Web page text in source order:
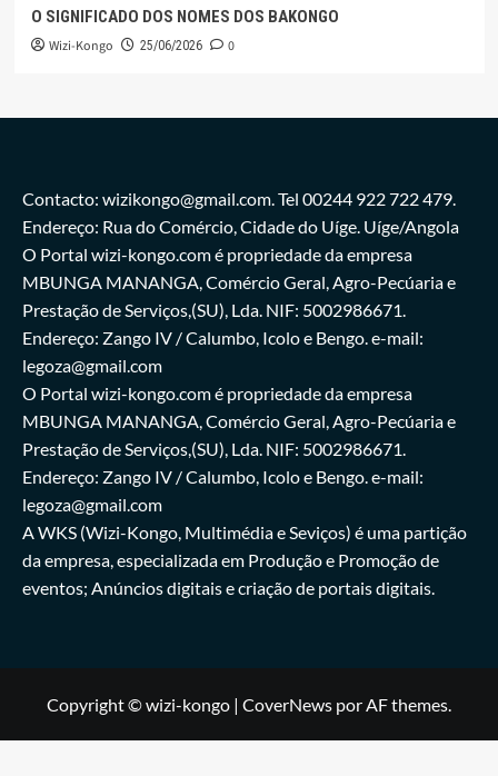
O SIGNIFICADO DOS NOMES DOS BAKONGO
Wizi-Kongo 25/06/2026 0
Contacto: wizikongo@gmail.com. Tel 00244 922 722 479.
Endereço: Rua do Comércio, Cidade do Uíge. Uíge/Angola
O Portal wizi-kongo.com é propriedade da empresa
MBUNGA MANANGA, Comércio Geral, Agro-Pecúaria e
Prestação de Serviços,(SU), Lda. NIF: 5002986671.
Endereço: Zango IV / Calumbo, Icolo e Bengo. e-mail:
legoza@gmail.com
O Portal wizi-kongo.com é propriedade da empresa
MBUNGA MANANGA, Comércio Geral, Agro-Pecúaria e
Prestação de Serviços,(SU), Lda. NIF: 5002986671.
Endereço: Zango IV / Calumbo, Icolo e Bengo. e-mail:
legoza@gmail.com
A WKS (Wizi-Kongo, Multimédia e Seviços) é uma partição
da empresa, especializada em Produção e Promoção de
eventos; Anúncios digitais e criação de portais digitais.
Copyright © wizi-kongo | CoverNews por AF themes.